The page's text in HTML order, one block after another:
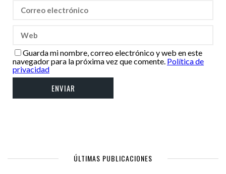
Guarda mi nombre, correo electrónico y web en este
navegador para la próxima vez que comente. Política de
privacidad
ÚLTIMAS PUBLICACIONES